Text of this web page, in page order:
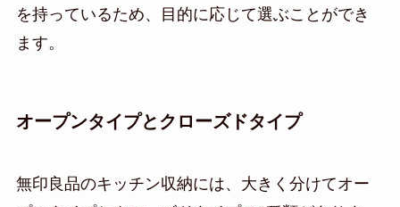
を持っているため、目的に応じて選ぶことができ
ます。
オープンタイプとクローズドタイプ
無印良品のキッチン収納には、大きく分けてオー